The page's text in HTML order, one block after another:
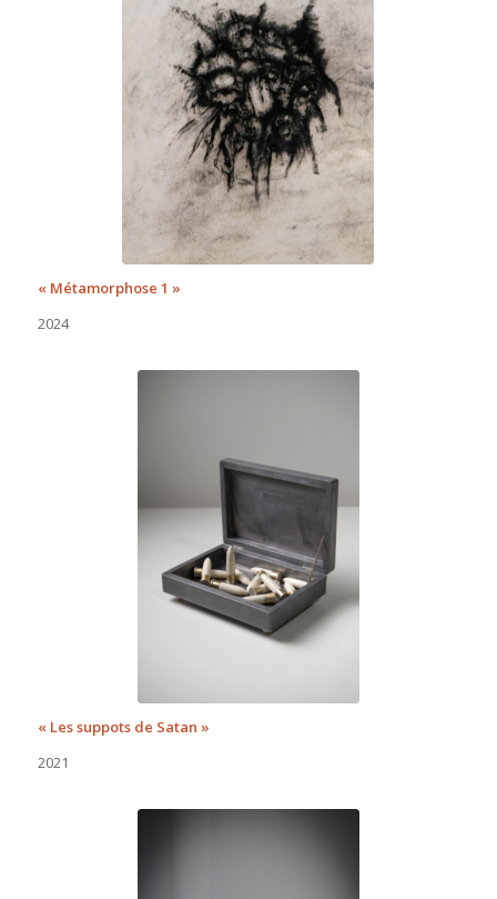
« Métamorphose 1 »
2024
« Les suppots de Satan »
2021